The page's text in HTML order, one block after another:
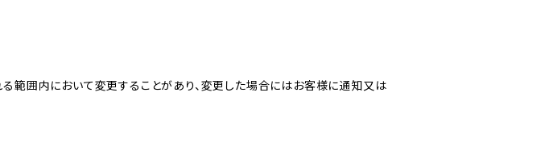
範囲内において変更することがあり、変更した場合にはお客様に通知又は